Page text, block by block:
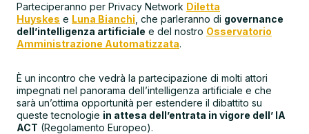
Parteciperanno per Privacy Network Diletta
Huyskes e Luna Bianchi , che parleranno di governance
dell’intelligenza artificiale e del nostro Osservatorio
Amministrazione Automatizzata.
È un incontro che vedrà la partecipazione di molti attori
impegnati nel panorama dell’intelligenza artificiale e che
sarà un’ottima opportunità per estendere il dibattito su
queste tecnologie in attesa dell’entrata in vigore dell’ IA
ACT (Regolamento Europeo).